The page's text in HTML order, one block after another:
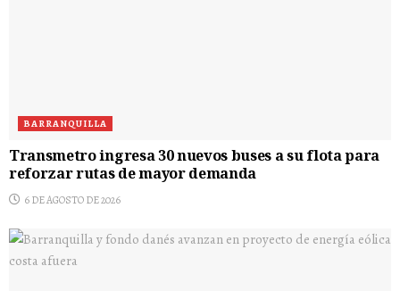
BARRANQUILLA
Transmetro ingresa 30 nuevos buses a su flota para
reforzar rutas de mayor demanda
6 DE AGOSTO DE 2026